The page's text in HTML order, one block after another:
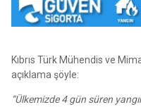
Kıbrıs Türk Mühendis ve
açıklama şöyle:
“Ülkemizde 4 gün süren